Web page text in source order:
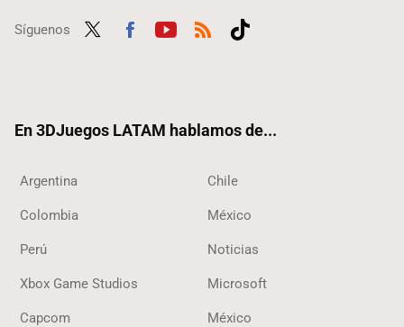
Síguenos
En 3DJuegos LATAM hablamos de...
Argentina Chile
Colombia México
Perú Noticias
Xbox Game Studios Microsoft
Capcom México